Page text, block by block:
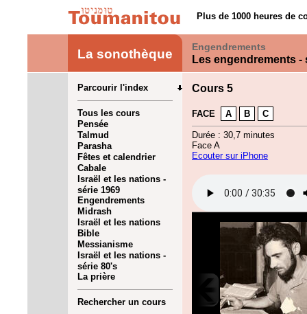
Plus de 1000 heures de
La sonothèque Engendrements
Les engendrements -
Parcourir l'index
Tous les cours
Pensée
Talmud
Parasha
Fêtes et calendrier
Cabale
Israël et les nations -
série 1969
Engendrements
Midrash
Israël et les nations
Bible
Messianisme
Israël et les nations -
série 80's
La prière
Rechercher un cours
Cours 5
FACE A B C
Durée : 30,7 minutes
Face A
Ecouter sur iPhone